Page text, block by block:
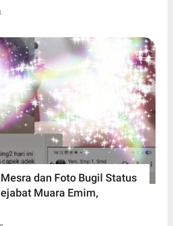
dan Foto Bugil Status
Muara Emim,